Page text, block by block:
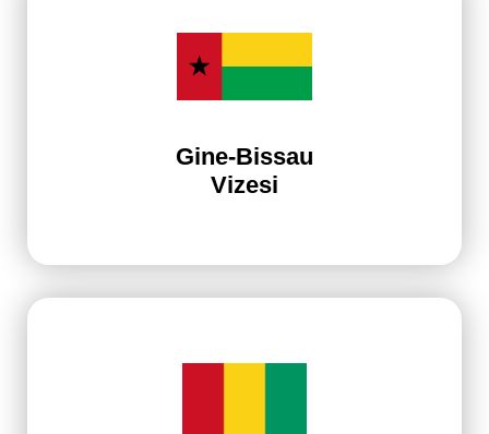
Gine-Bissau
Vizesi